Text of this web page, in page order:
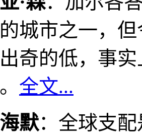
城市之一，
奇的低，事
全文...
默：全球支